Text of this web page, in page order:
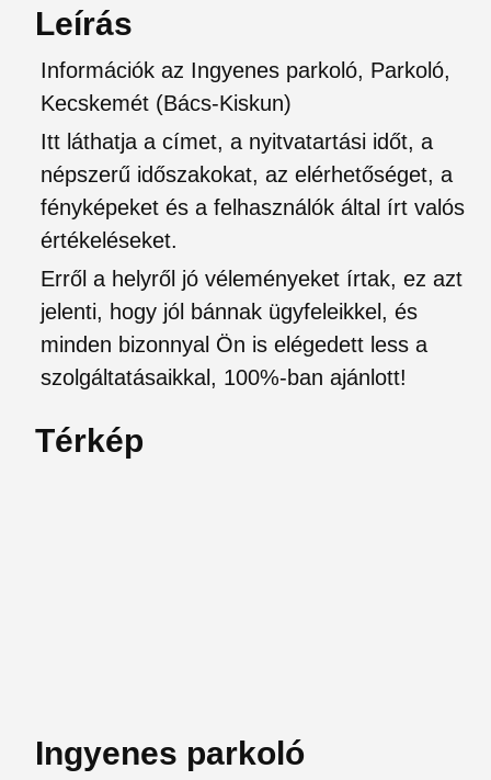
Leírás
Információk az Ingyenes parkoló, Parkoló,
Kecskemét (Bács-Kiskun)
Itt láthatja a címet, a nyitvatartási időt, a
népszerű időszakokat, az elérhetőséget, a
fényképeket és a felhasználók által írt valós
értékeléseket.
Erről a helyről jó véleményeket írtak, ez azt
jelenti, hogy jól bánnak ügyfeleikkel, és
minden bizonnyal Ön is elégedett less a
szolgáltatásaikkal, 100%-ban ajánlott!
Térkép
Ingyenes parkoló